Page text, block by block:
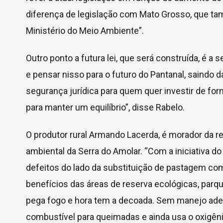
diferença de legislação com Mato Grosso, que
Ministério do Meio Ambiente”.
Outro ponto a futura lei, que será construída, é a
e pensar nisso para o futuro do Pantanal, saindo
segurança jurídica para quem quer investir de
para manter um equilíbrio”, disse Rabelo.
O produtor rural Armando Lacerda, é morador da
ambiental da Serra do Amolar. “Com a iniciativa
defeitos do lado da substituição de pastagem
benefícios das áreas de reserva ecológicas,
pega fogo e hora tem a decoada. Sem manejo
combustível para queimadas e ainda usa o